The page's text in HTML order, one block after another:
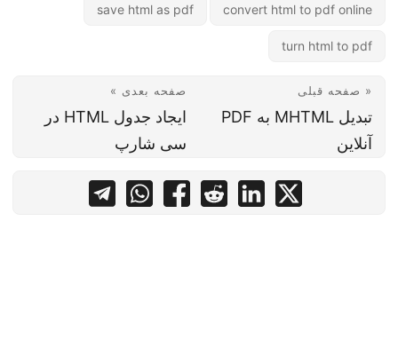
convert html to pdf online
save html as pdf
turn html to pdf
« صفحه قبلی
تبدیل MHTML به PDF
آنلاین
صفحه بعدی »
ایجاد جدول HTML در
سی شارپ